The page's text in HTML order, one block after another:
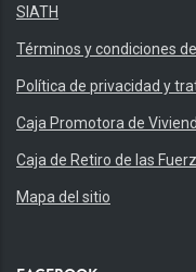
SIATH
Términos y condiciones
Política de privacidad y
Caja Promotora de
Caja de Retiro de las
Mapa del sitio